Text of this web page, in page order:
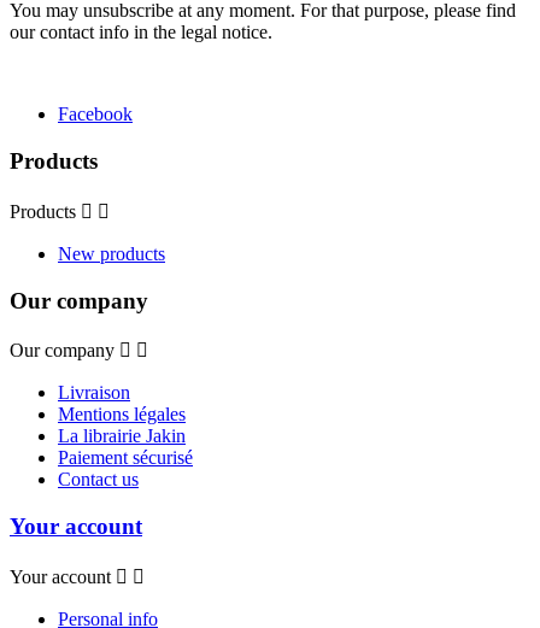
You may unsubscribe at any moment. For that purpose, please find
our contact info in the legal notice.
Facebook
Products
Products  
New products
Our company
Our company  
Livraison
Mentions légales
La librairie Jakin
Paiement sécurisé
Contact us
Your account
Your account  
Personal info